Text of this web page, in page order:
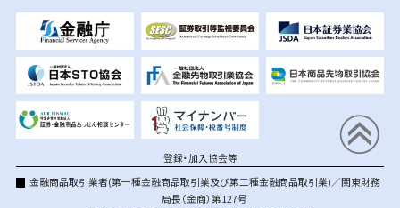
登録・加入協会等
金融商品取引業者(第一種金融商品取引業及び第二種金融商品取引業)／関東財務
局長（金商）第127号